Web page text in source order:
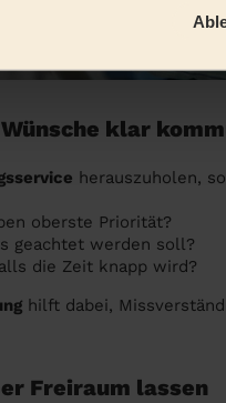
klar
herauszuholen,
oberste Priorität?
geachtet werden soll?
die Zeit knapp wird?
hilft dabei,
Freiraum lassen